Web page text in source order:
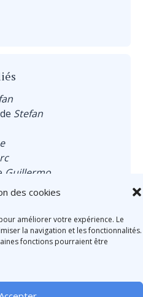
des cookies
améliorer votre expérience. Le
la navigation et les fonctionnalités.
fonctions pourraient être
de Stefan
Guillermo